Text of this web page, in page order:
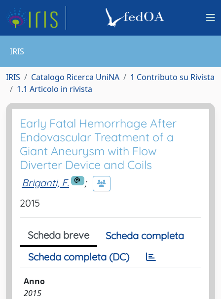
IRIS
IRIS Catalogo Ricerca UniNA
1 Contributo su Rivista
1.1 Articolo in rivista
Early Fatal Hemorrhage After
Endovascular Treatment of a
Giant Aneurysm with Flow
Diverter Device and Coils
Briganti, F.
;
2015
Scheda breve
Scheda completa
Scheda completa (DC)
Anno
2015